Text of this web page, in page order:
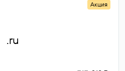
Акция
.ru